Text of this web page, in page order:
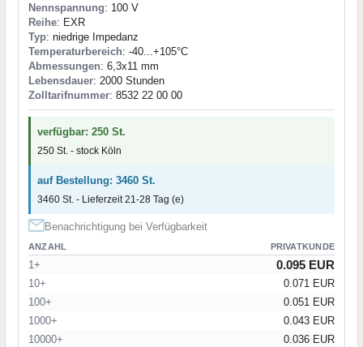
Nennspannung: 100 V
Reihe: EXR
Typ: niedrige Impedanz
Temperaturbereich: -40...+105°C
Abmessungen: 6,3x11 mm
Lebensdauer: 2000 Stunden
Zolltarifnummer: 8532 22 00 00
verfügbar: 250 St.
250 St. - stock Köln
auf Bestellung: 3460 St.
3460 St. - Lieferzeit 21-28 Tag (e)
Benachrichtigung bei Verfügbarkeit
ANZAHL PRIVATKUNDE
1+ 0.095 EUR
10+
0.071 EUR
100+
0.051 EUR
1000+
0.043 EUR
10000+
0.036 EUR